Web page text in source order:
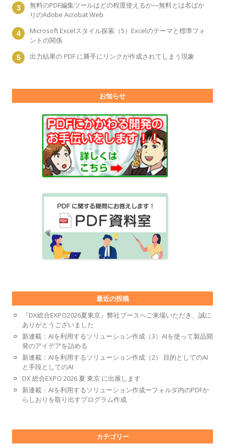
無料のPDF編集ツールはどの程度使えるか―無料とは名ばか
りのAdobe Acrobat Web
Microsoft Excelスタイル探索（5）Excelのテーマと標準フォ
ントの関係
出力結果の PDF に勝手にリンクが作成されてしまう現象
お知らせ
最近の投稿
『DX総合EXPO2026夏東京』弊社ブースへご来場いただき、誠に
ありがとうございました
新連載：AIを利用するソリューション作成（3）AIを使って製品開
発のアイデアを詰める
新連載：AIを利用するソリューション作成（2） 目的としてのAI
と手段としてのAI
DX 総合EXPO 2026 夏 東京 に出展します
新連載：AIを利用するソリューション作成ーフォルダ内のPDFか
らしおりを取り出すプログラム作成
カテゴリー